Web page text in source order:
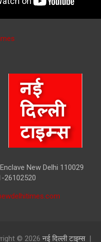
New Delhi 110029
26102520
© 2026 नई दिल्ली टाइम्स